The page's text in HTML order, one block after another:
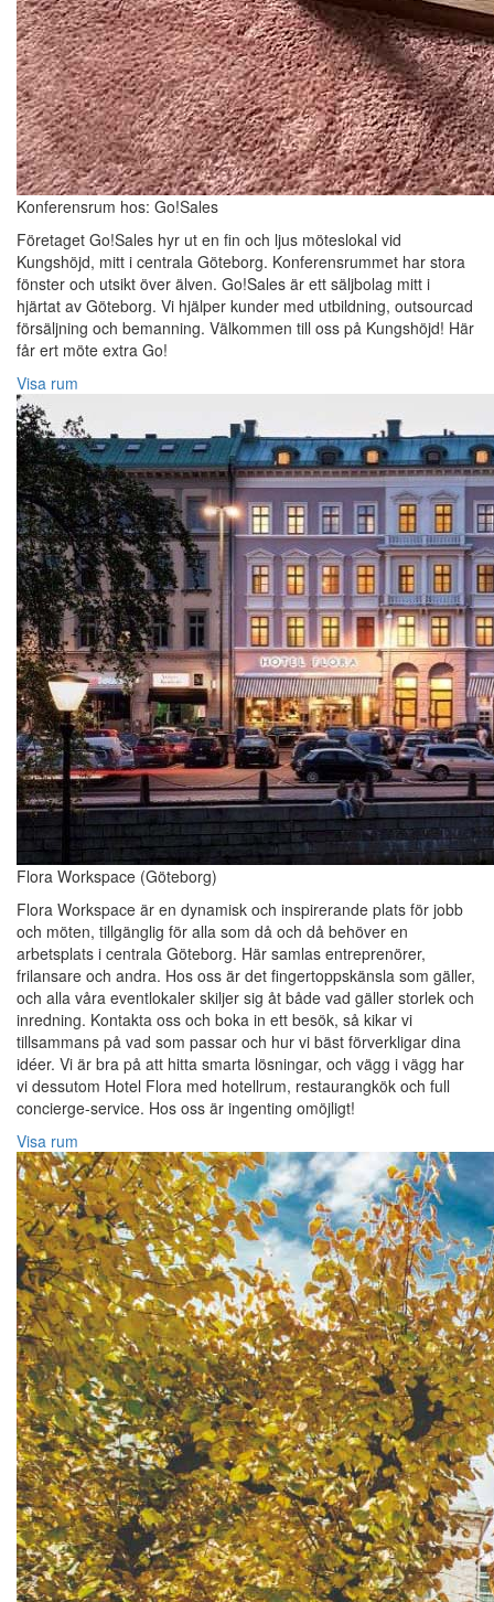
Konferensrum hos: Go!Sales
Företaget Go!Sales hyr ut en fin och ljus möteslokal vid
Kungshöjd, mitt i centrala Göteborg. Konferensrummet har stora
fönster och utsikt över älven. Go!Sales är ett säljbolag mitt i
hjärtat av Göteborg. Vi hjälper kunder med utbildning, outsourcad
försäljning och bemanning. Välkommen till oss på Kungshöjd! Här
får ert möte extra Go!
Visa rum
Flora Workspace (Göteborg)
Flora Workspace är en dynamisk och inspirerande plats för jobb
och möten, tillgänglig för alla som då och då behöver en
arbetsplats i centrala Göteborg. Här samlas entreprenörer,
frilansare och andra. Hos oss är det fingertoppskänsla som gäller,
och alla våra eventlokaler skiljer sig åt både vad gäller storlek och
inredning. Kontakta oss och boka in ett besök, så kikar vi
tillsammans på vad som passar och hur vi bäst förverkligar dina
idéer. Vi är bra på att hitta smarta lösningar, och vägg i vägg har
vi dessutom Hotel Flora med hotellrum, restaurangkök och full
concierge-service. Hos oss är ingenting omöjligt!
Visa rum